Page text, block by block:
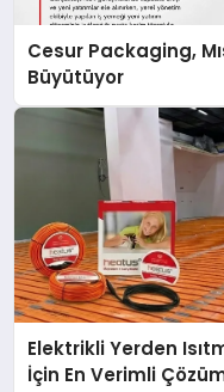
Cesur Packaging,
Büyütüyor
Elektrikli Yerden
İçin En Verimli